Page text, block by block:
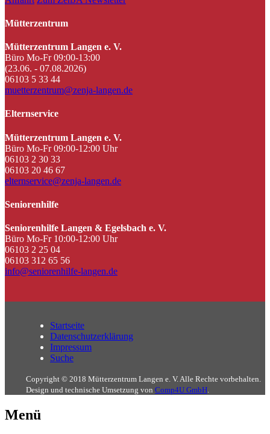
Mütterzentrum
Mütterzentrum Langen e. V.
Büro Mo-Fr 09:00-13:00
(23.06. - 07.08.2026)
06103 5 33 44
muetterzentrum@zenja-langen.de
Elternservice
Mütterzentrum Langen e. V.
Büro Mo-Fr 09:00-12:00 Uhr
06103 2 30 33
06103 20 46 67
elternservice@zenja-langen.de
Seniorenhilfe
Seniorenhilfe Langen & Egelsbach e. V.
Büro Mo-Fr 10:00-12:00 Uhr
06103 2 25 04
06103 312 65 56
info@seniorenhilfe-langen.de
Startseite
Datenschutzerklärung
Impressum
Suche
Copyright © 2018 Mütterzentrum Langen e. V. Alle Rechte vorbehalten.
Design und technische Umsetzung von Comp4U GmbH.
Menü